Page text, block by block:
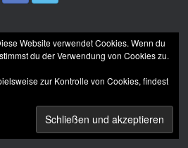
Website verwendet Cookies. Wenn du
du der Verwendung von Cookies zu.
zur Kontrolle von Cookies, findest